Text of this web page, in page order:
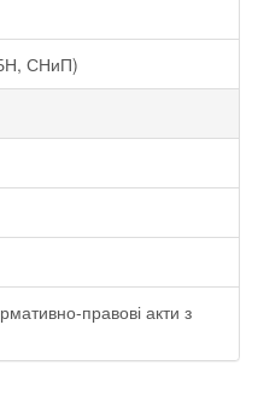
СНиП)
правові акти з